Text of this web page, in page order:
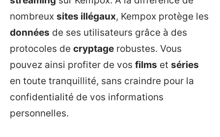
nombreux sites illégaux, Kempox protège les
données de ses utilisateurs grâce à des
protocoles de cryptage robustes. Vous
pouvez ainsi profiter de vos films et séries
en toute tranquillité, sans craindre pour la
confidentialité de vos informations
personnelles.